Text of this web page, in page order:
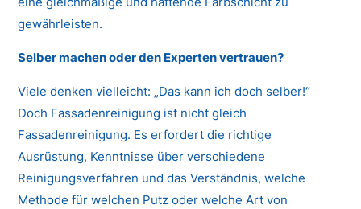
gewährleisten.
Selber machen oder den Experten vertrauen?
Viele denken vielleicht: „Das kann ich doch selber!“
Doch Fassadenreinigung ist nicht gleich
Fassadenreinigung. Es erfordert die richtige
Ausrüstung, Kenntnisse über verschiedene
Reinigungsverfahren und das Verständnis, welche
Methode für welchen Putz oder welche Art von